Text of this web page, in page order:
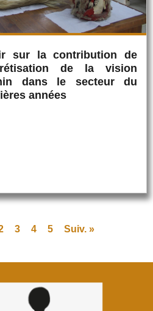
sur la contribution de
de la vision
dans le secteur du
années
3 4 5 Suiv. »